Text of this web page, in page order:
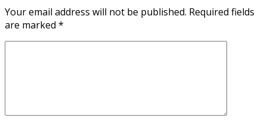
Your email address will not be published. Required fields
are marked *